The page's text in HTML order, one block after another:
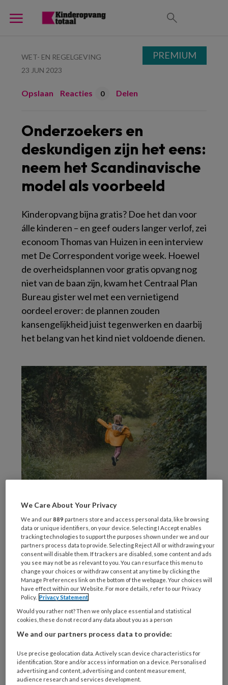
WET- EN REGELGEVING
23 JUN 2023
Opslaan Reacties 0 Delen
Onderzoekers en
deskundigen zijn het eens:
neem het Scandinavische
model als voorbeeld
Kinderopvang bijna gratis? Doe het dan voor
álle kinderen – en geef ouders langer verlof, zei
econoom Thomas van Huizen in een interview
met De Correspondent vorige week. Hoewel
de overheidsplannen voor gratis opvang nog
niet van de baan zijn, kwam het Centraal Plan
Bureau gister wel met een vernietigend
oordeel erover: de plannen zouden
kansengelijkheid juist tegenwerken en daarbij
het belang van het kind niet voldoende dienen.
Hoewel
REGISTREREN
Wil je dit artikel lezen?
Maak gratis een account aan en lees 2
artikelen gratis per maand
Wat
PREMIUM
We Care About Your Privacy
We and our889 partners store and access personal data, like browsing
data or unique identifiers, on your device. Selecting I Accept enables
tracking technologies to support the purposes shown under we and our
partners process data to provide. Selecting Reject All or withdrawing your
consent will disable them. If trackers are disabled, some content and ads
you see may not be as relevant to you. You can resurface this menu to
change your choices or withdraw consent at any time by clicking the
Manage Preferences link on the bottom of the webpage. Your choices will
have effect within our Website. For more details, refer to our Privacy
Policy. Privacy Statement
Would you rather not? Then we only place essential and statistical
cookies, these do not record any data about you as a person
We and our partners process data to provide:
Use precise geolocation data. Actively scan device characteristics for
identification. Store and/or access information on a device. Personalised
advertising and content, advertising and content measurement,
audience research and services development.